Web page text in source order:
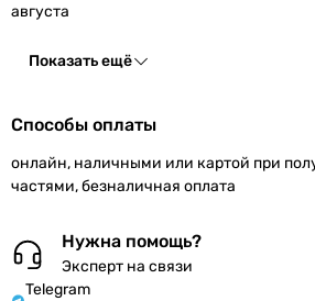
августа
Показать ещё
Способы оплаты
онлайн, наличными или картой при
частями, безналичная оплата
Нужна помощь?
Эксперт на связи
Telegram